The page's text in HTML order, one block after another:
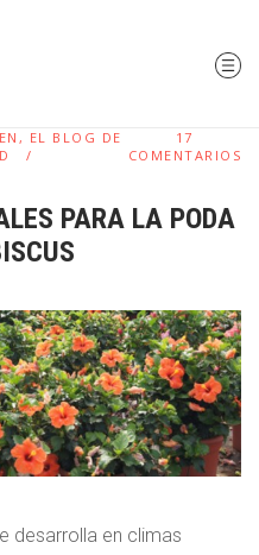
, EL BLOG DE
17
COMENTARIOS
PARA LA PODA
desarrolla en climas